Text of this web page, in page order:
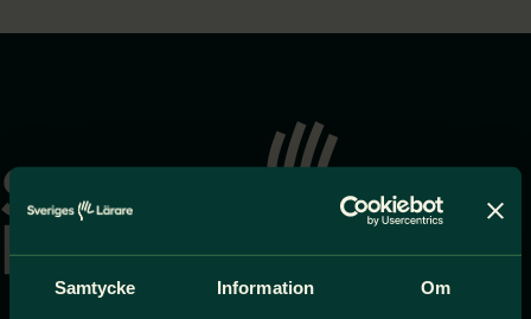
Samtycke Information Om
startsidan